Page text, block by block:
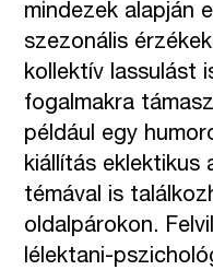
mindezek alapján
szezonális
kollektív lassulást
fogalmakra
például egy
kiállítás eklektikus
témával is
oldalpárokon.
lélektani-